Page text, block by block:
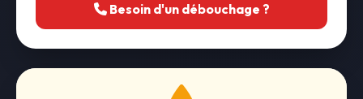
Besoin d'un débouchage ?